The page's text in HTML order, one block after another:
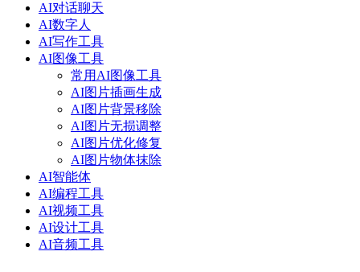
AI对话聊天
AI数字人
AI写作工具
AI图像工具
常用AI图像工具
AI图片插画生成
AI图片背景移除
AI图片无损调整
AI图片优化修复
AI图片物体抹除
AI智能体
AI编程工具
AI视频工具
AI设计工具
AI音频工具